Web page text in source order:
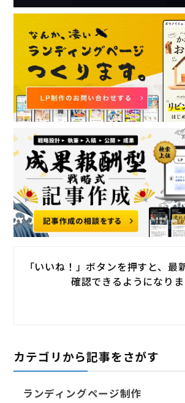
「いいね！」ボタンを押すと、最
確認できるようになりま
カテゴリから記事をさがす
ランディングページ制作